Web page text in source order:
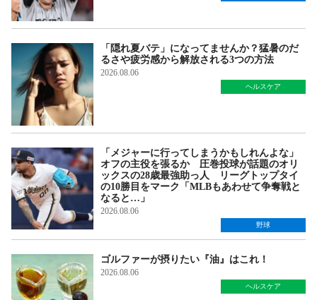
「隠れ夏バテ」になってませんか？猛暑のだ
るさや疲労感から解放される3つの方法
2026.08.06
ヘルスケア
「メジャーに行ってしまうかもしれんよな」
オフの主役を張るか 圧巻投球が話題のオリ
ックスの28歳最強助っ人 リーグトップタイ
の10勝目をマーク「MLBもあわせて争奪戦と
なると…」
2026.08.06
野球
ゴルファーが摂りたい『油』はこれ！
2026.08.06
ヘルスケア